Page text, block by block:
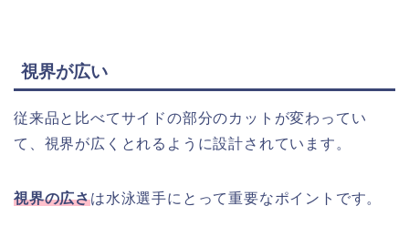
視界が広い
従来品と比べてサイドの部分のカットが変わってい
て、視界が広くとれるように設計されています。
視界の広さは水泳選手にとって重要なポイントです。